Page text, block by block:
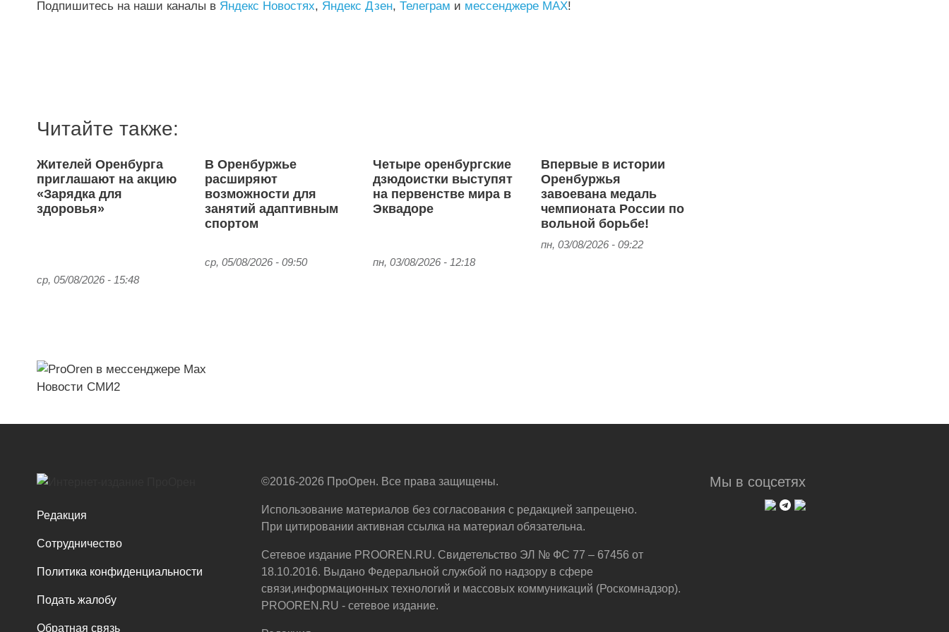
Подпишитесь на наши каналы в Яндекс Новостях, Яндекс Дзен, Телеграм и мессенджере MAX!
Читайте также:
Жителей Оренбурга
приглашают на акцию
«Зарядка для
здоровья»
ср, 05/08/2026 - 15:48
В Оренбуржье
расширяют
возможности для
занятий адаптивным
спортом
ср, 05/08/2026 - 09:50
Четыре оренбургские
дзюдоистки выступят
на первенстве мира в
Эквадоре
пн, 03/08/2026 - 12:18
Впервые в истории
Оренбуржья
завоевана медаль
чемпионата России по
вольной борьбе!
пн, 03/08/2026 - 09:22
Новости СМИ2
Редакция
Сотрудничество
Политика конфиденциальности
Подать жалобу
Обратная связь
Мы в соцсетях
©2016-2026 ПроОрен. Все права защищены.
Использование материалов без согласования с редакцией запрещено.
При цитировании активная ссылка на материал обязательна.
Сетевое издание PROOREN.RU. Свидетельство ЭЛ № ФС 77 – 67456 от
18.10.2016. Выдано Федеральной службой по надзору в сфере
связи,информационных технологий и массовых коммуникаций (Роскомнадзор).
PROOREN.RU - сетевое издание.